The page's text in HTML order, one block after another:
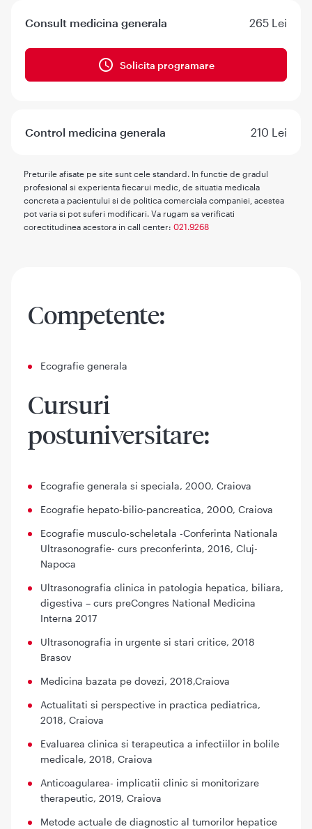
Consult medicina generala 265 Lei
Solicita programare
Control medicina generala 210 Lei
Preturile afisate pe site sunt cele standard. In functie de gradul
profesional si experienta fiecarui medic, de situatia medicala
concreta a pacientului si de politica comerciala companiei, acestea
pot varia si pot suferi modificari. Va rugam sa verificati
corectitudinea acestora in call center: 021.9268
Competente:
Ecografie generala
Cursuri
postuniversitare:
Ecografie generala si speciala, 2000, Craiova
Ecografie hepato-bilio-pancreatica, 2000, Craiova
Ecografie musculo-scheletala -Conferinta Nationala
Ultrasonografie- curs preconferinta, 2016, Cluj-
Napoca
Ultrasonografia clinica in patologia hepatica, biliara,
digestiva – curs preCongres National Medicina
Interna 2017
Ultrasonografia in urgente si stari critice, 2018
Brasov
Medicina bazata pe dovezi, 2018,Craiova
Actualitati si perspective in practica pediatrica,
2018, Craiova
Evaluarea clinica si terapeutica a infectiilor in bolile
medicale, 2018, Craiova
Anticoagularea- implicatii clinic si monitorizare
therapeutic, 2019, Craiova
Metode actuale de diagnostic al tumorilor hepatice